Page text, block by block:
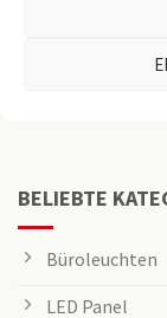
BELIEBTE
Büroleuchten
LED Panel